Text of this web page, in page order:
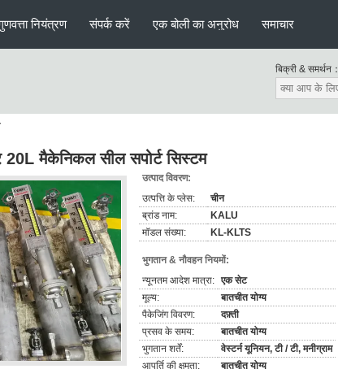
नियंत्रण संपर्क करें एक बोली का अनुरोध समाचार
बिक्री & समर्थन：
20L मैकेनिकल सील सपोर्ट सिस्टम
उत्पाद विवरण:
उत्पत्ति के प्लेस:
चीन
ब्रांड नाम:
KALU
मॉडल संख्या:
KL-KLTS
भुगतान & नौवहन नियमों:
न्यूनतम आदेश मात्रा: एक सेट
मूल्य:
बातचीत योग्य
पैकेजिंग विवरण:
दफ़्ती
प्रसव के समय:
बातचीत योग्य
भुगतान शर्तें:
वेस्टर्न यूनियन, टी / टी, मनीग्राम
आपूर्ति की क्षमता:
बातचीत योग्य